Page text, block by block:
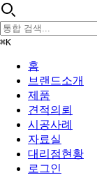
⌘K
홈
브랜드소개
제품
견적의뢰
시공사례
자료실
대리점현황
로그인